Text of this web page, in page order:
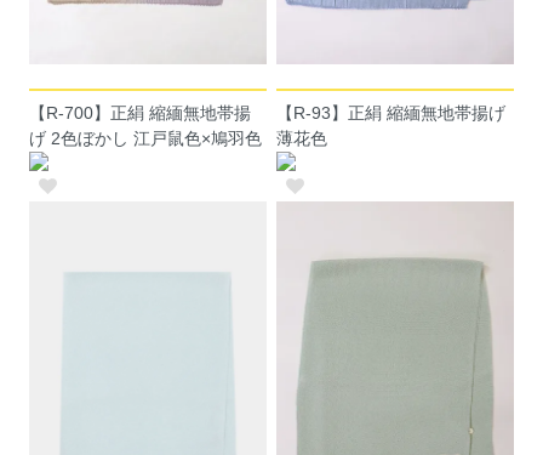
【R-700】正絹 縮緬無地帯揚
げ 2色ぼかし 江戸鼠色×鳩羽色
【R-93】正絹 縮緬無地帯揚げ
薄花色